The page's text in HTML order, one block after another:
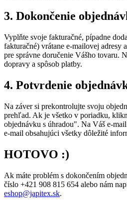
3. Dokončenie
Vyplňte svoje fakturačné, pípadne
fakturačné) vrátane e-mailovej adresy
pre správne doručenie Vášho tovaru.
dopravy a spôsob platby.
4. Potvrdenie
Na záver si prekontrolujte svoju
prehľad. Ak je všetko v poriadku,
objednávku s úhradou". Na Váš e-
e-mail obsahujúci všetky dôležité
HOTOVO :)
Ak máte problém s dokončením
číslo +421 908 815 654 alebo nám
eshop@japitex.sk.